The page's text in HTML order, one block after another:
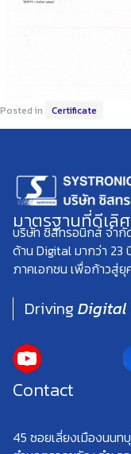
Posted in Certificate
มาตรฐานที่ดีเลิ
บริษัท ซิสทรอนิกส์ จำกั
ด้าน Digital มากว่า 23
ภาคเอกชน เพื่อก้าวสู่
Driving Digital
Contact
45 ซอยเลี่ยงเมืองนนทบุ